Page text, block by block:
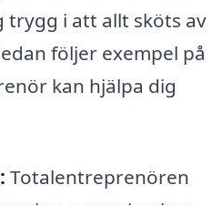
trygg i att allt sköts av
följer exempel på
kan hjälpa dig
Totalentreprenören